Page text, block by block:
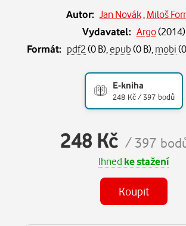
Autor: Jan Novák, Miloš
Vydavatel: Argo(2014)
Formát: pdf2(0 B), epub(0 B), mobi
E-kniha
248 Kč / 397 bodů
248 Kč / 397
Ihned ke stažení
Koupit